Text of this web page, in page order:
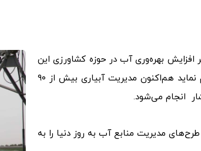
افزایش بهره‌وری آب در حوزه کشاورزی این
شرکت افتخار دارد در راستای عمل به منویات معظم له اعلام نماید هم‌اکنون مدیریت آبیاری بیش از ۹۰
انجام می‌شود.
مدیریت منابع آب به روز دنیا را به